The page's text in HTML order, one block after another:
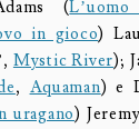
(
in gioco)
Mystic River);
, Aquaman) e
uragano)